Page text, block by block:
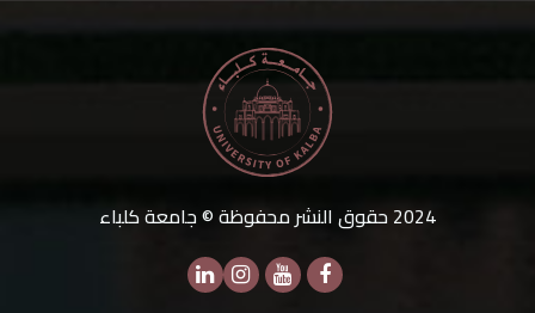
2024حقوق النشر محفوظة © جامعة كلباء